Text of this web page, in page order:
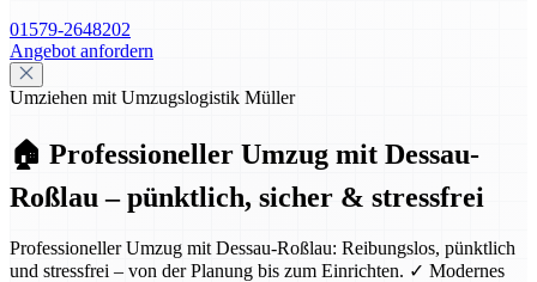
01579-2648202
Angebot anfordern
Umziehen mit Umzugslogistik Müller
🏠 Professioneller Umzug mit Dessau-
Roßlau – pünktlich, sicher & stressfrei
Professioneller Umzug mit Dessau-Roßlau: Reibungslos, pünktlich
und stressfrei – von der Planung bis zum Einrichten. ✓ Modernes